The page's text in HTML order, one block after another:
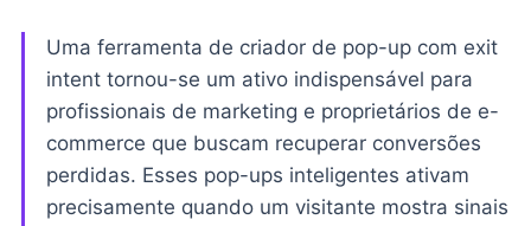
Uma ferramenta de criador de pop-up com exit
intent tornou-se um ativo indispensável para
profissionais de marketing e proprietários de e-
commerce que buscam recuperar conversões
perdidas. Esses pop-ups inteligentes ativam
precisamente quando um visitante mostra sinais